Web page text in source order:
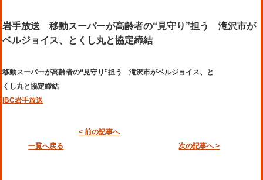
オススメリンク テーマソング
岩手放送 移動スーパーが高齢者の“見守り”担う 滝沢市が
ベルジョイス、とくし丸と協定締結
移動スーパーが高齢者の“見守り”担う 滝沢市がベルジョイス、と
くし丸と協定締結
IBC岩手放送
< 前の記事へ
一覧へ戻る
次の記事へ >